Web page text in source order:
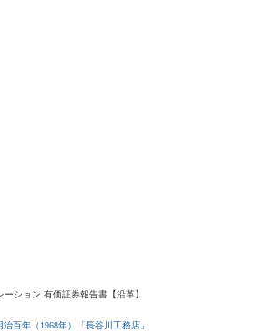
ーション 有価証券報告書【沿革】
百年（1968年）「長谷川工務店」